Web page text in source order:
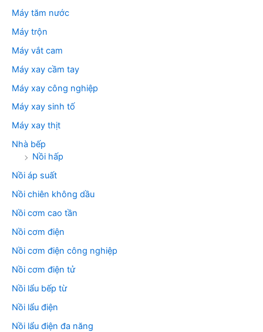
Máy tăm nước
Máy trộn
Máy vắt cam
Máy xay cầm tay
Máy xay công nghiệp
Máy xay sinh tố
Máy xay thịt
Nhà bếp
Nồi hấp
Nồi áp suất
Nồi chiên không dầu
Nồi cơm cao tần
Nồi cơm điện
Nồi cơm điện công nghiệp
Nồi cơm điện tử
Nồi lẩu bếp từ
Nồi lẩu điện
Nồi lẩu điện đa năng